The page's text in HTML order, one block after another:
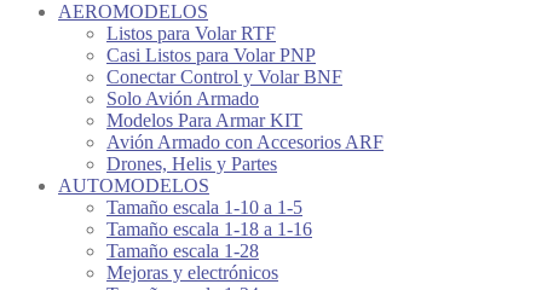
AEROMODELOS
Listos para Volar RTF
Casi Listos para Volar PNP
Conectar Control y Volar BNF
Solo Avión Armado
Modelos Para Armar KIT
Avión Armado con Accesorios ARF
Drones, Helis y Partes
AUTOMODELOS
Tamaño escala 1-10 a 1-5
Tamaño escala 1-18 a 1-16
Tamaño escala 1-28
Mejoras y electrónicos